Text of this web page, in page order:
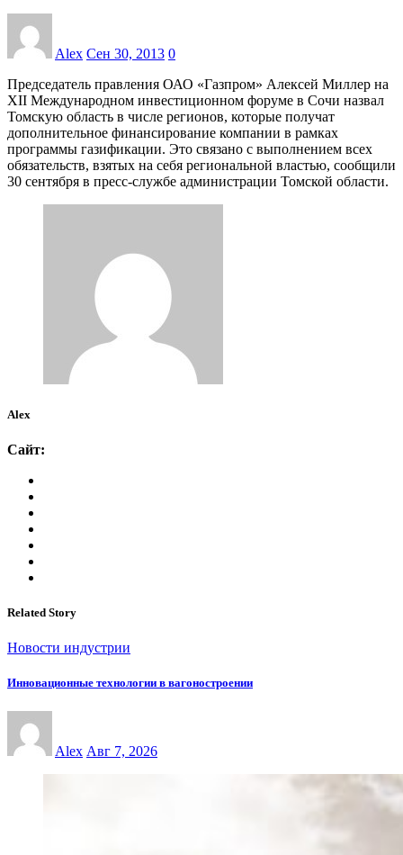
Alex Сен 30, 2013 0
Председатель правления ОАО «Газпром» Алексей Миллер на
XII Международном инвестиционном форуме в Сочи назвал
Томскую область в числе регионов, которые получат
дополнительное финансирование компании в рамках
программы газификации. Это связано с выполнением всех
обязательств, взятых на себя региональной властью, сообщили
30 сентября в пресс-службе администрации Томской области.
Alex
Сайт:
Related Story
Новости индустрии
Инновационные технологии в вагоностроении
Alex Авг 7, 2026